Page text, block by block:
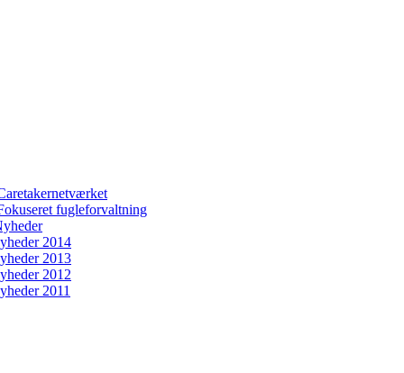
fugleforvaltning
2014
2013
2012
2011